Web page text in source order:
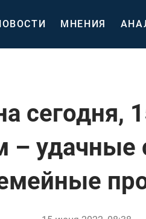
МНЕНИЯ
сегодня,
– удачные